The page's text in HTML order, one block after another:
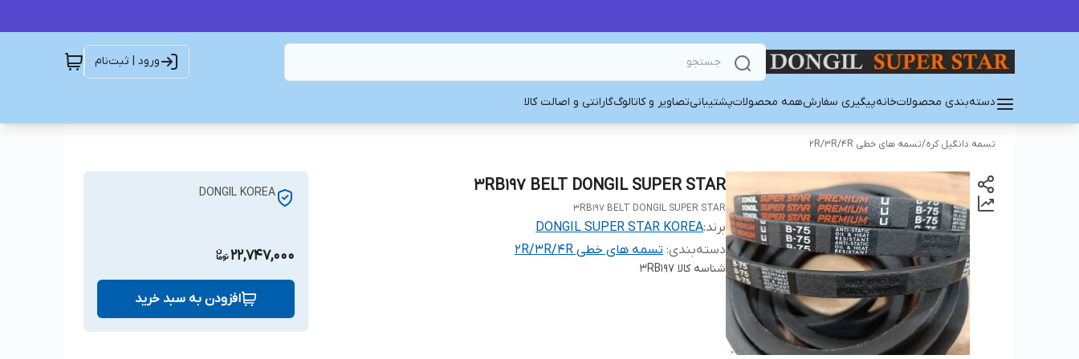
ورود | ثبت‌نام
دسته‌بندی محصولاتخانهپیگیری سفارشهمه محصولاتپشتیبانیتصاویر و کاتالوگگارانتی و اصالت کالا
تسمه دانگیل کره/تسمه های خطی 2R/3R/4R
3RB197 BELT DONGIL SUPER STAR
3RB197 BELT DONGIL SUPER STAR
برند:DONGIL SUPER STAR KOREA
دسته‌بندی: تسمه های خطی 2R/3R/4R
شناسه کالا 3RB197
DONGIL KOREA
22,747,000
افزودن به سبد خرید